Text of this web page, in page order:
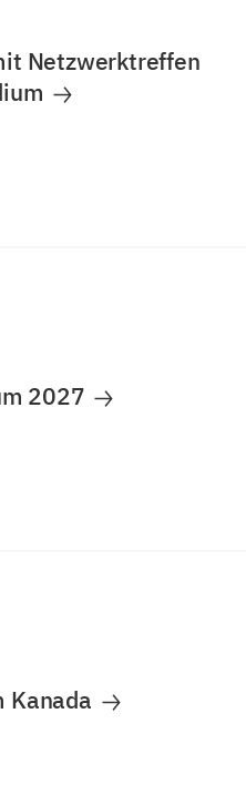
Netzwerktreffen
2027
Kanada